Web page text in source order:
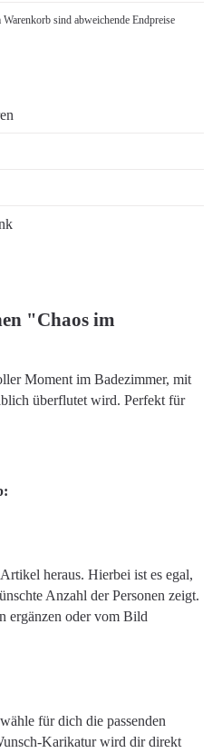
sind abweichende Endpreise
"Chaos im
Moment im Badezimmer, mit
überflutet wird. Perfekt für
heraus. Hierbei ist es egal,
Anzahl der Personen zeigt.
ergänzen oder vom Bild
für dich die passenden
Karikatur wird dir direkt